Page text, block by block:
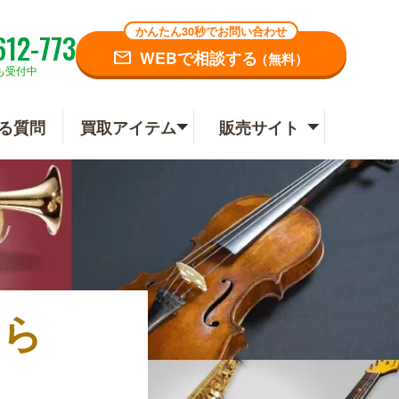
773
受付中
かんたん30秒でお問い合わせ
WEBで相談する（無料）
質問 買取アイテム 販売サイト